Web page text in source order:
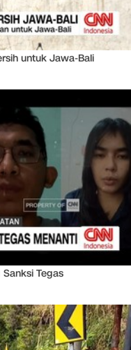
untuk Jawa-Bali
Tegas